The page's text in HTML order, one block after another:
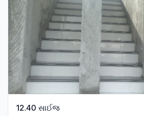
12.40 સાઈજ